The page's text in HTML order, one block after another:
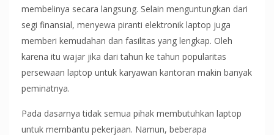
membelinya secara langsung. Selain menguntungkan dari
segi finansial, menyewa piranti elektronik laptop juga
memberi kemudahan dan fasilitas yang lengkap. Oleh
karena itu wajar jika dari tahun ke tahun popularitas
persewaan laptop untuk karyawan kantoran makin banyak
peminatnya.
Pada dasarnya tidak semua pihak membutuhkan laptop
untuk membantu pekerjaan. Namun, beberapa